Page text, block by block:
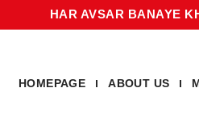
HAR AVSAR BANAYE
HOMEPAGE ABOUT US